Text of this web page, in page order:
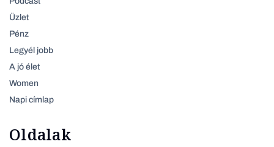
Üzlet
Pénz
Legyél jobb
A jó élet
Women
Napi címlap
Oldalak